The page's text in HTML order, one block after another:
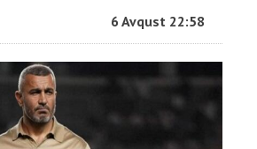
6 Avqust 22:58